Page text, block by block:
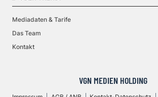
Mediadaten & Tarife
Das Team
Kontakt
VGN MEDIEN HOLDING